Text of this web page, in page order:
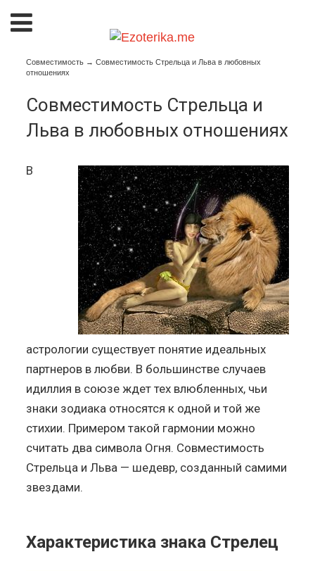
Совместимость →Совместимость Стрельца и Льва в любовных
отношениях
Совместимость Стрельца и
Льва в любовных отношениях
В
астрологии существует понятие идеальных
партнеров в любви. В большинстве случаев
идиллия в союзе ждет тех влюбленных, чьи
знаки зодиака относятся к одной и той же
стихии. Примером такой гармонии можно
считать два символа Огня. Совместимость
Стрельца и Льва — шедевр, созданный самими
звездами.
Характеристика знака Стрелец